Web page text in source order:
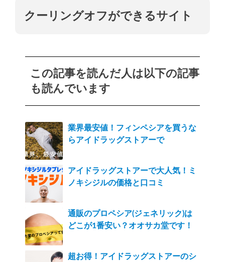
クーリングオフができるサイト
この記事を読んだ人は以下の記事
も読んでいます
業界最安値！フィンペシアを買うな
らアイドラッグストアーで
アイドラッグストアーで大人気！ミ
ノキシジルの価格と口コミ
通販のプロペシア(ジェネリック)は
どこが1番安い？オオサカ堂です！
超お得！アイドラッグストアーのシ